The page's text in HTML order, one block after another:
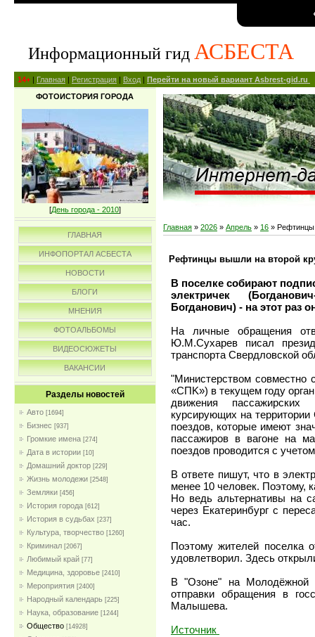
Информационный гид АСБЕСТА
14+ | Главная | Регистрация | Вход | Перейти на новый вариант Asbrest-gid.ru
ФОТОИСТОРИЯ ГОРОДА
[День города - 2010]
ГЛАВНАЯ
ИНФОПОРТАЛ АСБЕСТА
НОВОСТИ
БЛОГИ
МНЕНИЯ
ФОТОАЛЬБОМЫ
ВИДЕОСЮЖЕТЫ
ВАКАНСИИ
Разделы новостей
Авто [1694]
Бизнес [937]
Громкие имена [274]
Дата в истории [10]
Домашний доктор [229]
Жизнь молодежи [2548]
Земляки [456]
История города [612]
История в судьбах [237]
Культура, творчество [1260]
Криминал [2067]
Любимый край [77]
Медицина, здоровье [2410]
Мероприятия [2400]
Народный календарь [225]
Наука, образование [1244]
Общество [14928]
Главная » 2026 » Апрель » 16 » Рефтинцы
Рефтинцы вышли на второй
В поселке собирают
электричек
Богданович) - на этот раз
На личные обращения
Ю.М.Сухарев писал
транспорта Свердловской
"Министерством совместно
«CПK») в текущем году
движения пассажирских
курсирующих на
поездов, которые имеют
пассажиров в вагоне на
поездов проводится с
В ответе пишут, что в
менее 10 человек. Поэтому,
Но ведь альтернативы на
через Екатеринбург с
час.
Поэтому жителей поселка
удовлетворил. Здесь
В "Озоне" на Молодёжной
отправки обращения в
Малышева.
Источник